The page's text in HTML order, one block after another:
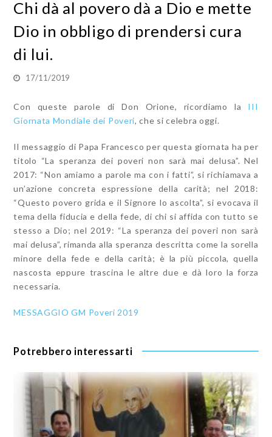
Chi dà al povero dà a Dio e mette
Dio in obbligo di prendersi cura
di lui.
17/11/2019
Con queste parole di Don Orione, ricordiamo la III
Giornata Mondiale dei Poveri, che si celebra oggi.
Il messaggio di PapaFrancesco per questa giornata ha per
titolo “La speranza dei poveri non sarà mai delusa”. Nel
2017: “Non amiamo a parole ma con i fatti”, si richiamava a
un’azione concreta espressione della carità; nel 2018:
“Questo povero grida e il Signore lo ascolta”, si evocava il
tema della fiducia e della fede, di chi si affida con tutto se
stesso a Dio; nel 2019: “La speranza dei poveri non sarà
mai delusa”, rimanda alla speranza descritta come la sorella
minore della fede e della carità; è la più piccola, quella
nascosta eppure trascina le altre due e dà loro la forza
necessaria.
MESSAGGIO GM Poveri 2019
Potrebbero interessarti